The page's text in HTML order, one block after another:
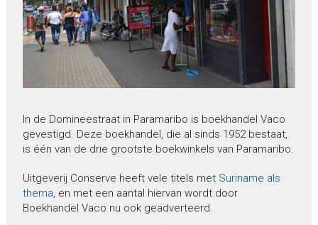
In de Domineestraat in Paramaribo is boekhandel Vaco
gevestigd. Deze boekhandel, die al sinds 1952 bestaat,
is één van de drie grootste boekwinkels van Paramaribo.
Uitgeverij Conserve heeft vele titels met Suriname als
thema, en met een aantal hiervan wordt door
Boekhandel Vaco nu ook geadverteerd.